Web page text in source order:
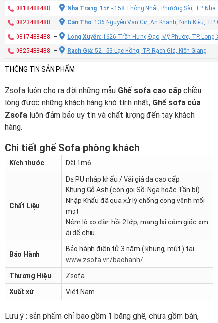
0818488488 – Nha Trang: 156 - 158 Thống Nhất, Phương Sài, TP.
0823488488 – Cần Thơ: 136 Nguyễn Văn Cừ, An Khánh, Ninh Kiều,
0817488488 – Long Xuyên: 1626 Trần Hưng Đạo, Mỹ Phước, TP. Long
0825488488 – Rạch Giá: 52 - 53 Lạc Hồng, TP. Rạch Giá, Kiên Giang
THÔNG TIN SẢN PHẨM
Zsofa luôn cho ra đời những mẫu Ghế sofa cao cấp chiều
lòng được những khách hàng khó tính nhất, Ghế sofa của
Zsofa luôn đảm bảo uy tín và chất lượng đến tay khách
hàng.
Chi tiết ghế Sofa phòng khách
Kích thước Dài 1m6
Chất Liệu
Da PU nhập khẩu / Vải giả da cao cấp
Khung Gỗ Ash (còn gọi Sồi Nga hoặc Tần bì)
Nhập Khẩu đã qua xử lý chống cong vênh mối
mọt
Nệm lò xo đàn hồi 2 lớp, mang lại cảm giác êm
ái dể chịu
Bảo Hành
Bảo hành điện tử 3 năm ( khung, mút ) tại
www.zsofa.vn/baohanh/
Thương Hiệu Zsofa
Xuất xứ Việt Nam
Lưu ý : sản phẩm chỉ bao gồm 1 băng ghế, chưa gồm bàn,